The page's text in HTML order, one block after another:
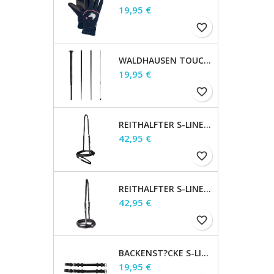
Preis
19,95 €
favorite_border
WALDHAUSEN TOUCHIERGERTE, SCHWARZ, 160 CM
Preis
19,95 €
favorite_border
REITHALFTER S-LINE ENGL.KOMB., BRAUN, WB
Preis
42,95 €
favorite_border
REITHALFTER S-LINE ENGLISCH, SCHWARZ, WB
Preis
42,95 €
favorite_border
BACKENST?CKE S-LINE PAAR MIT SCHNALLEN, BRAUN, WB
Preis
19,95 €